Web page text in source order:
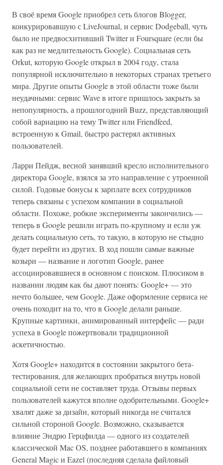
В своё время Google приобрел сеть блогов Blogger,
конкурировавшую с LiveJournal, и сервис Dodgeball, чуть
было не предвосхитивший Twitter и Foursquare (если бы
как раз не медлительность Google). Социальная сеть
Orkut, которую Google открыл в 2004 году, стала
популярной исключительно в некоторых странах третьего
мира. Другие опыты Google в этой области тоже были
неудачными: сервис Wave в итоге пришлось закрыть за
непопулярность, а прошлогодний Buzz, представляющий
собой вариацию на тему Twitter или Friendfeed,
встроенную к Gmail, быстро растерял активных
пользователей.
Ларри Пейдж, весной занявший кресло исполнительного
директора Google, взялся за это направление с утроенной
силой. Годовые бонусы к зарплате всех сотрудников
теперь связаны с успехом компании в социальной
области. Похоже, робкие эксперименты закончились —
теперь в Google решили играть по-крупному и если уж
делать социальную сеть, то такую, в которую не стыдно
будет перейти из других. В ход пошли самые важные
козыри — название и логотип Google, ранее
ассоциировавшиеся в основном с поиском. Плюсиком в
названии людям как бы дают понять: Google+ — это
нечто большее, чем Google. Даже оформление сервиса не
очень походит на то, что в Google делали раньше.
Крупные картинки, анимированный интерфейс — ради
успеха в Google пожертвовали традиционной
аскетичностью.
Хотя Google+ находится в состоянии закрытого бета-
тестирования, для желающих пробраться внутрь новой
социальной сети не составляет труда. Отзывы первых
пользователей кажутся вполне одобрительными. Google+
хвалят даже за дизайн, который никогда не считался
сильной стороной Google. Возможно, сказывается
влияние Эндрю Герцфилда — одного из создателей
классической Mac OS, позднее работавшего в компаниях
General Magic и Eazel (последняя сделала файловый